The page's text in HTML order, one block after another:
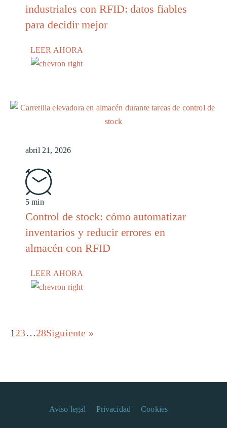
industriales con RFID: datos fiables
para decidir mejor
LEER AHORA
abril 21, 2026
5 min
Control de stock: cómo automatizar
inventarios y reducir errores en
almacén con RFID
LEER AHORA
123…28Siguiente »
Aviso legal Privacidad Cookies